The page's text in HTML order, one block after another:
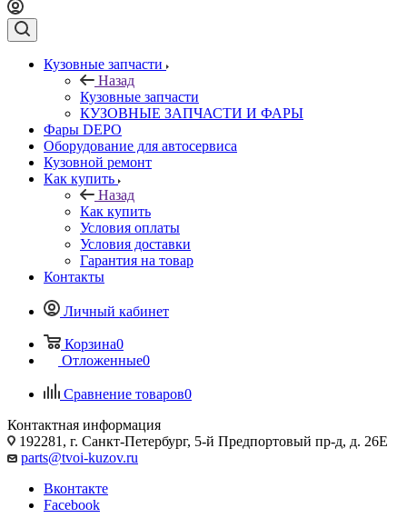
Кузовные запчасти
Назад
Кузовные запчасти
КУЗОВНЫЕ ЗАПЧАСТИ И ФАРЫ
Фары DEPO
Оборудование для автосервиса
Кузовной ремонт
Как купить
Назад
Как купить
Условия оплаты
Условия доставки
Гарантия на товар
Контакты
Личный кабинет
Корзина0
Отложенные0
Сравнение товаров0
Контактная информация
192281, г. Санкт-Петербург, 5-й Предпортовый пр-д, д. 26Е
parts@tvoi-kuzov.ru
Вконтакте
Facebook